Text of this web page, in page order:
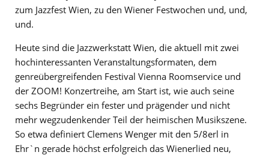
zum Jazzfest Wien, zu den Wiener Festwochen und, und,
und.
Heute sind die Jazzwerkstatt Wien, die aktuell mit zwei
hochinteressanten Veranstaltungsformaten, dem
genreübergreifenden Festival Vienna Roomservice und
der ZOOM! Konzertreihe, am Start ist, wie auch seine
sechs Begründer ein fester und prägender und nicht
mehr wegzudenkender Teil der heimischen Musikszene.
So etwa definiert Clemens Wenger mit den 5/8erl in
Ehr`n gerade höchst erfolgreich das Wienerlied neu,